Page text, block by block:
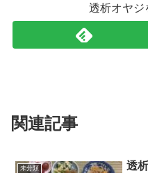
透析オヤジ
関連記事
未分類
透